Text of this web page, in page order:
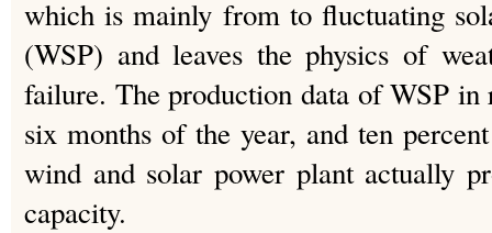
which is mainly from to fluctuating
(WSP) and leaves the physics of
failure. The production data of WSP in
six months of the year, and ten
wind and solar power plant actually
capacity.